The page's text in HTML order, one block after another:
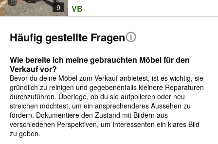
9 VB
Häufig gestellte Fragen
Wie bereite ich meine gebrauchten Möbel für den
Verkauf vor?
Bevor du deine Möbel zum Verkauf anbietest, ist es wichtig, sie
gründlich zu reinigen und gegebenenfalls kleinere Reparaturen
durchzuführen. Überlege, ob du sie aufpolieren oder neu
streichen möchtest, um ein ansprechenderes Aussehen zu
fördern. Dokumentiere den Zustand mit Bildern aus
verschiedenen Perspektiven, um Interessenten ein klares Bild
zu geben.